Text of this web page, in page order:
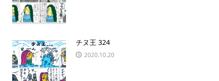
チヌ王 324
2020.10.20